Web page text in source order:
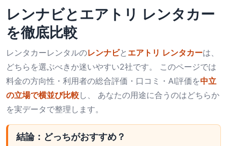
レンナビと エアトリ レンタカー
を徹底比較
レンタカーレンタルのレンナビと エアトリ レンタカーは、
どちらを選ぶべきか迷いやすい2社です。 このページでは
料金の方向性・利用者の総合評価・口コミ・AI評価を中立
の立場で横並び比較し、 あなたの用途に合うのはどちらか
を実データで整理します。
結論：どっちがおすすめ？